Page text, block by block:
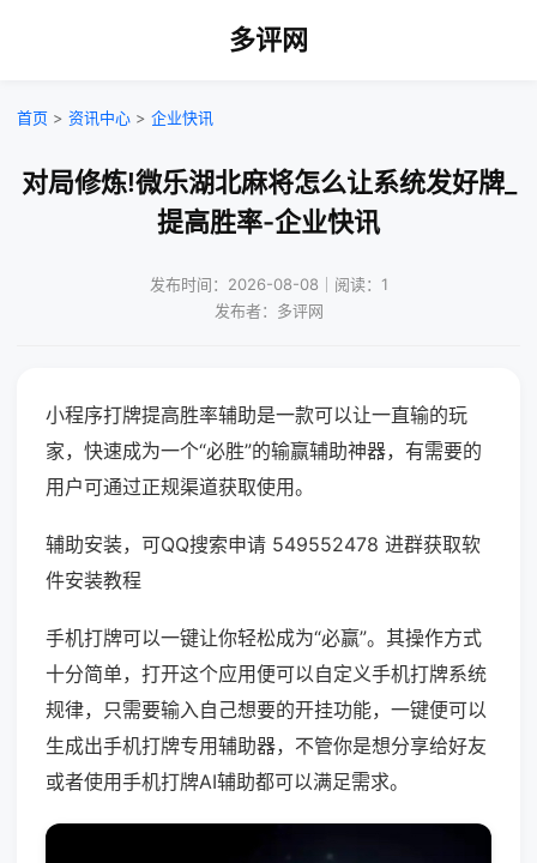
多评网
首页 > 资讯中心 > 企业快讯
对局修炼!微乐湖北麻将怎么让系统发好牌_
提高胜率-企业快讯
发布时间：2026-08-08｜阅读：1
发布者：多评网
小程序打牌提高胜率辅助是一款可以让一直输的玩
家，快速成为一个“必胜”的输赢辅助神器，有需要的
用户可通过正规渠道获取使用。
辅助安装，可QQ搜索申请 549552478 进群获取软
件安装教程
手机打牌可以一键让你轻松成为“必赢”。其操作方式
十分简单，打开这个应用便可以自定义手机打牌系统
规律，只需要输入自己想要的开挂功能，一键便可以
生成出手机打牌专用辅助器，不管你是想分享给好友
或者使用手机打牌AI辅助都可以满足需求。